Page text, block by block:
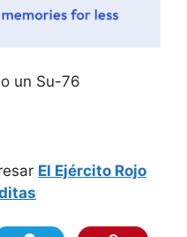
un Su-76
El Ejército Rojo